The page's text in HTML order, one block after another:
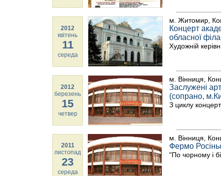
2012
квітень
11
середа
м. Житомир,
Концерт
обласної
Художній
2012
березень
15
четвер
м. Вінниця,
Заслужені
(сопрано,
З циклу
2011
листопад
23
середа
м. Вінниця,
Фермо
"По чорному і